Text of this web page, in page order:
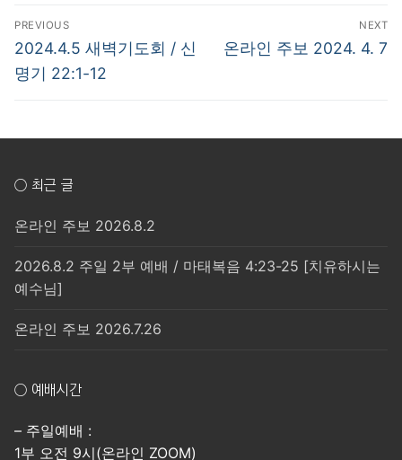
글
탐
색
PREVIOUS
Previous
post:
2024.4.5 새벽기도회 / 신
명기 22:1-12
NEXT
Next
온라인 주보 2024. 4. 7
○ 최근 글
온라인 주보 2026.8.2
2026.8.2 주일 2부 예배 / 마태복음 4:23-25 [치유하시는
예수님]
온라인 주보 2026.7.26
○ 예배시간
– 주일예배 :
1부 오전 9시(온라인 ZOOM)